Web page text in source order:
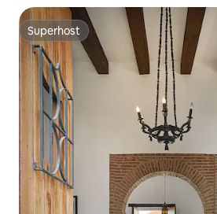
Superhost
Superhost